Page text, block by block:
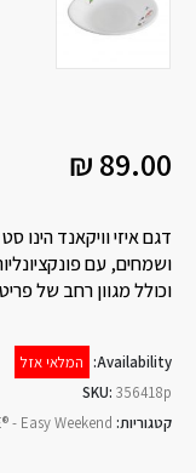
₪ 89.00
דגם איזי וויקאנד הינו
ושמחים, עם
וכולל מגוון רחב של
Availability:
המלאי אזל
SKU: 356418p
קטגוריות: - Easy Weekend